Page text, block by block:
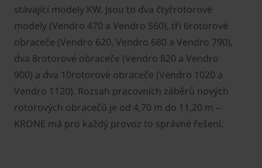
stávající modely KW. Jsou to dva čtyřrotorové
modely (Vendro 470 a Vendro 560), tři 6rotorové
obraceče (Vendro 620, Vendro 680 a Vendro 790),
dva 8rotorové obraceče (Vendro 820 a Vendro
900) a dva 10rotorové obraceče (Vendro 1020 a
Vendro 1120). Rozsah pracovních záběrů nových
rotorových obracečů je od 4,70 m do 11,20 m –
KRONE má pro každý provoz to správné řešení.